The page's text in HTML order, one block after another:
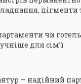
пігменти
чи
для сім’ї
— надійний